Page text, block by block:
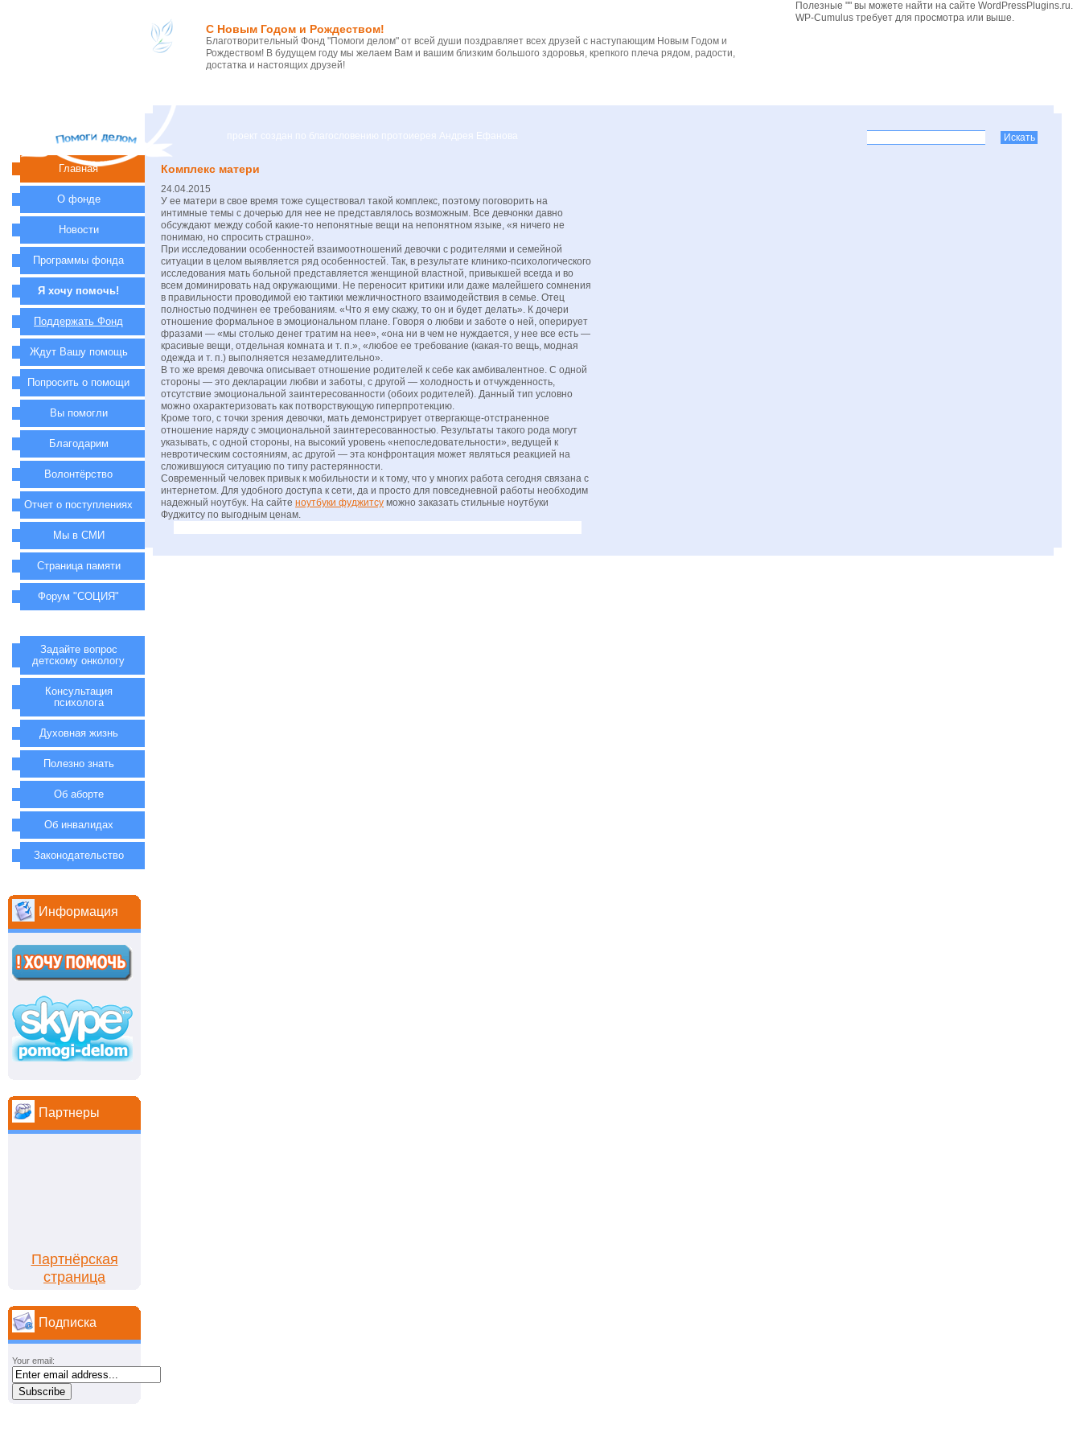
С Новым Годом и Рождеством!
Благотворительный Фонд "Помоги делом" от всей души поздравляет всех друзей с наступающим Новым Годом и
Рождеством! В будущем году мы желаем Вам и вашим близким большого здоровья, крепкого плеча рядом, радости,
достатка и настоящих друзей!
Полезные "" вы можете найти на сайте WordPressPlugins.ru.
WP-Cumulus требует для просмотра или выше.
проект создан по благословению протоиерея Андрея Ефанова
Комплекс матери
24.04.2015
У ее матери в свое время тоже существовал такой комплекс, поэтому поговорить на
интимные темы с дочерью для нее не представлялось возможным. Все девчонки давно
обсуждают между собой какие-то непонятные вещи на непонятном языке, «я ничего не
понимаю, но спросить страшно».
При исследовании особенностей взаимоотношений девочки с родителями и семейной
ситуации в целом выявляется ряд особенностей. Так, в результате клинико-психологического
исследования мать больной представляется женщиной властной, привыкшей всегда и во
всем доминировать над окружающими. Не переносит критики или даже малейшего сомнения
в правильности проводимой ею тактики межличностного взаимодействия в семье. Отец
полностью подчинен ее требованиям. «Что я ему скажу, то он и будет делать». К дочери
отношение формальное в эмоциональном плане. Говоря о любви и заботе о ней, оперирует
фразами — «мы столько денег тратим на нее», «она ни в чем не нуждается, у нее все есть —
красивые вещи, отдельная комната и т. п.», «любое ее требование (какая-то вещь, модная
одежда и т. п.) выполняется незамедлительно».
В то же время девочка описывает отношение родителей к себе как амбивалентное. С одной
стороны — это декларации любви и заботы, с другой — холодность и отчужденность,
отсутствие эмоциональной заинтересованности (обоих родителей). Данный тип условно
можно охарактеризовать как потворствующую гиперпротекцию.
Кроме того, с точки зрения девочки, мать демонстрирует отвергающе-отстраненное
отношение наряду с эмоциональной заинтересованностью. Результаты такого рода могут
указывать, с одной стороны, на высокий уровень «непоследовательности», ведущей к
невротическим состояниям, ас другой — эта конфронтация может являться реакцией на
сложившуюся ситуацию по типу растерянности.
Современный человек привык к мобильности и к тому, что у многих работа сегодня связана с
интернетом. Для удобного доступа к сети, да и просто для повседневной работы необходим
надежный ноутбук. На сайте ноутбуки фуджитсу можно заказать стильные ноутбуки
Фуджитсу по выгодным ценам.
Главная
О фонде
Новости
Программы фонда
Я хочу помочь!
Поддержать Фонд
Ждут Вашу помощь
Попросить о помощи
Вы помогли
Благодарим
Волонтёрство
Отчет о поступлениях
Мы в СМИ
Страница памяти
Форум "СОЦИЯ"
Задайте вопрос
детскому онкологу
Консультация
психолога
Духовная жизнь
Полезно знать
Об аборте
Об инвалидах
Законодательство
Информация
Партнеры
Партнёрская
страница
Подписка
Your email: